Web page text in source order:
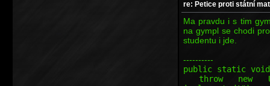
re: Petice proti státní
Ma pravdu i s tim
na gympl se chodi
studentu i jde.
----------
public static
throw new